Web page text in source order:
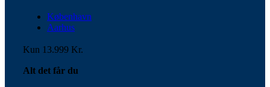
København
Aarhus
Kun 13.999 Kr.
Alt det får du